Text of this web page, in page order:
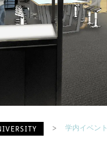
学内イベント